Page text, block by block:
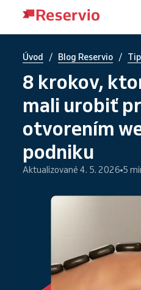
Úvod / Blog Reservio /
8 krokov,
mali urobiť
otvorením
podniku
Aktualizované 4. 5. 2026 5